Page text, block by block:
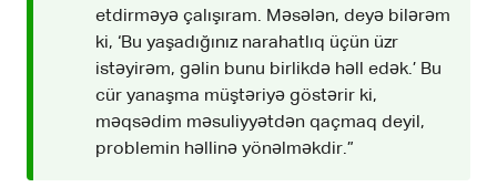
etdirməyə çalışıram. Məsələn, deyə bilərəm
ki, ‘Bu yaşadığınız narahatlıq üçün üzr
istəyirəm, gəlin bunu birlikdə həll edək.’ Bu
cür yanaşma müştəriyə göstərir ki,
məqsədim məsuliyyətdən qaçmaq deyil,
problemin həllinə yönəlməkdir.”